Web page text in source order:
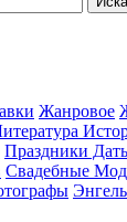
Жанровое
Праздники
Свадебные